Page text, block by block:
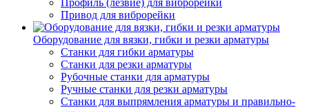
Профиль (лезвие) для виброрейки
Привод для виброрейки
Оборудование для вязки, гибки и резки арматуры
Станки для гибки арматуры
Станки для резки арматуры
Рубочные станки для арматуры
Ручные станки для резки арматуры
Станки для выпрямления арматуры и правильно-